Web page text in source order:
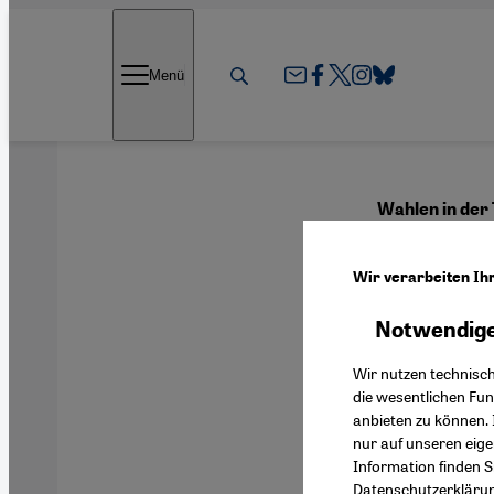
Menü
Wahlen in der
Deutsch
Wir verarbeiten
Wir nutzen
die wesentlichen
anbieten zu
nur auf unseren
Information finden